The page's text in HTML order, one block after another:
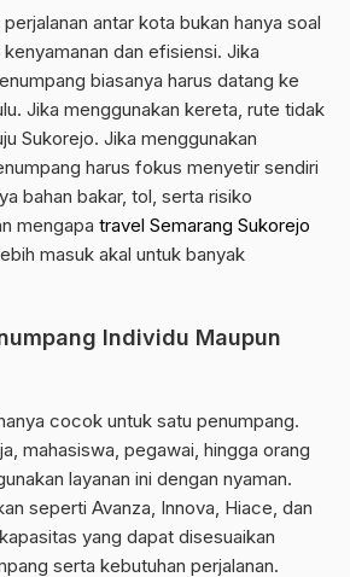
antar kota bukan hanya soal
dan efisiensi. Jika
biasanya harus datang ke
Jika menggunakan kereta, rute tidak
Sukorejo. Jika menggunakan
harus fokus menyetir sendiri
bahan bakar, tol, serta risiko
mengapa travel Semarang Sukorejo
masuk akal untuk banyak
Individu Maupun
cocok untuk satu penumpang.
mahasiswa, pegawai, hingga orang
layanan ini dengan nyaman.
seperti Avanza, Innova, Hiace, dan
yang dapat disesuaikan
serta kebutuhan perjalanan.